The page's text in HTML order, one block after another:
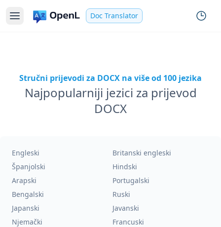
Doc Translator
Stručni prijevodi za DOCX na više od 100 jezika
Najpopularniji jezici za prijevod
DOCX
Engleski
Britanski engleski
Španjolski
Hindski
Arapski
Portugalski
Bengalski
Ruski
Japanski
Javanski
Njemački
Francuski